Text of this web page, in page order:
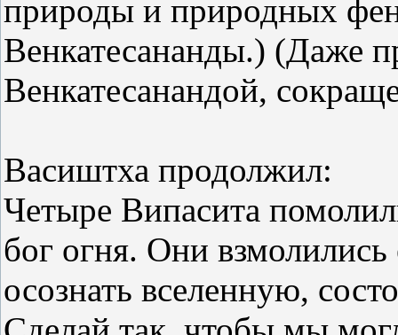
природы и природных
Венкатесананды.) (Даже
Венкатесанандой,
Васиштха продолжил:
Четыре Випасита
бог огня. Они
осознать вселенную,